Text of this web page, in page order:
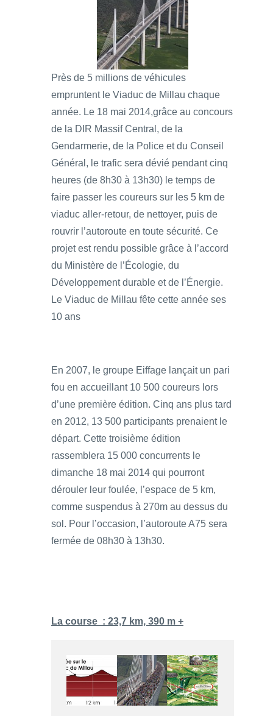
Près de 5 millions de véhicules
empruntent le Viaduc de Millau chaque
année. Le 18 mai 2014,grâce au concours
de la DIR Massif Central, de la
Gendarmerie, de la Police et du Conseil
Général, le trafic sera dévié pendant cinq
heures (de 8h30 à 13h30) le temps de
faire passer les coureurs sur les 5 km de
viaduc aller-retour, de nettoyer, puis de
rouvrir l’autoroute en toute sécurité. Ce
projet est rendu possible grâce à l’accord
du Ministère de l’Écologie, du
Développement durable et de l’Énergie.
Le Viaduc de Millau fête cette année ses
10 ans
En 2007, le groupe Eiffage lançait un pari
fou en accueillant 10 500 coureurs lors
d’une première édition. Cinq ans plus tard
en 2012, 13 500 participants prenaient le
départ. Cette troisième édition
rassemblera 15 000 concurrents le
dimanche 18 mai 2014 qui pourront
dérouler leur foulée, l’espace de 5 km,
comme suspendus à 270m au dessus du
sol. Pour l’occasion, l’autoroute A75 sera
fermée de 08h30 à 13h30.
La course : 23,7 km, 390 m +